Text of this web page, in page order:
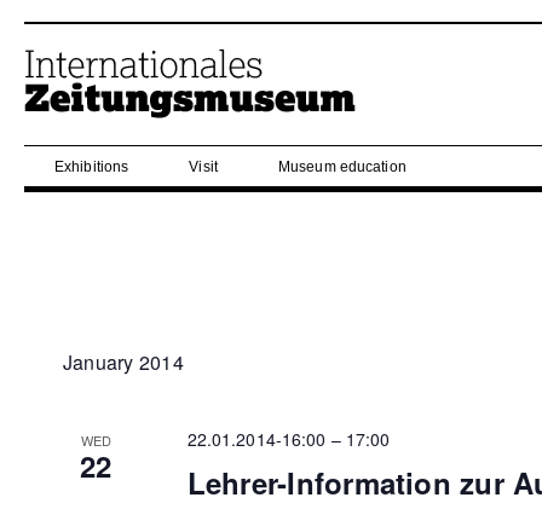
Exhibitions Visit Museum education
January 2014
WED
22 Lehrer-Information zur
22.01.2014-16:00 – 17:00